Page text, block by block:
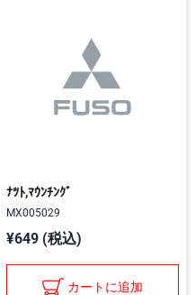
ﾅﾂﾄ,ﾏｳﾝﾁﾝｸﾞ
MX005029
¥649 (税込)
カートに追加